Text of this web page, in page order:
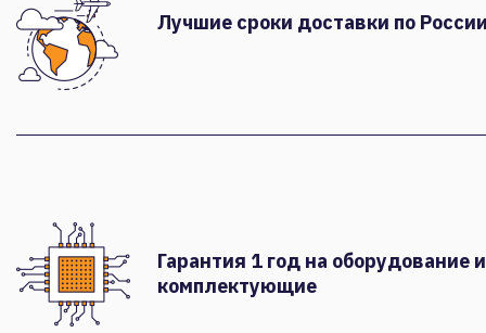
Лучшие сроки доставки по
Гарантия 1 год на оборудование и
комплектующие